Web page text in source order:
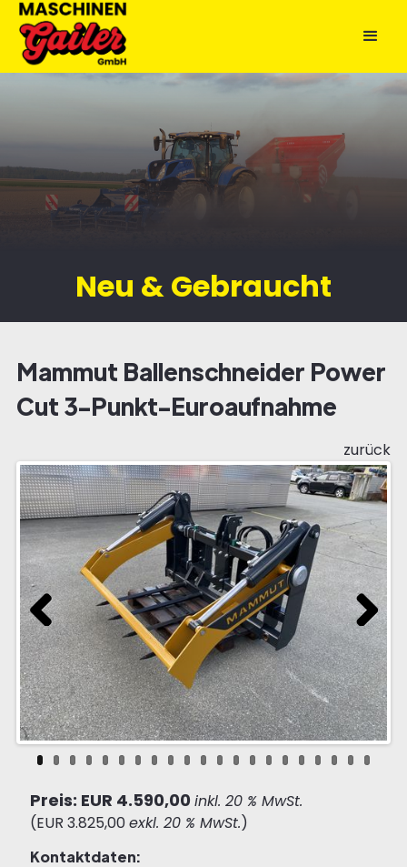
Neu & Gebraucht
Mammut Ballenschneider Power
Cut 3-Punkt-Euroaufnahme
zurück
Previous Next
Preis: EUR 4.590,00 inkl. 20 % MwSt.
(EUR 3.825,00 exkl. 20 % MwSt.)
Kontaktdaten: